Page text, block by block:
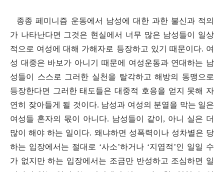
종종 페미니즘 운동에서 남성에 대한 과한 불신과 적의
가 나타난다면 그것은 현실에서 너무 많은 남성들이 일상
적으로 여성에 대해 가해자로 등장하고 있기 때문이다. 여
성 대중은 바보가 아니기 때문에 여성운동과 연대하는 남
성들이 스스로 그러한 실천을 탈각하고 해방의 동맹으로
등장한다면 그러한 태도들은 대중적 호응을 얻지 못해 자
연히 잦아들게 될 것이다. 남성과 여성의 분열을 막는 일은
여성들 혼자의 몫이 아니다. 남성들이 같이 , 아니 실은 더
많이 해야 하는 일이다. 왜냐하면 성폭력이나 성차별은 당
하는 입장에서는 절대로 ‘사소’하거나 ‘지엽적’인 일일 수
가 없지만 하는 입장에서는 조금만 반성하고 조심하면 일